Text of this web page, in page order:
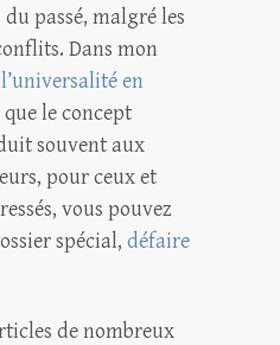
passé, malgré les
Dans mon
en
le concept
souvent aux
pour ceux et
vous pouvez
spécial, défaire
de nombreux